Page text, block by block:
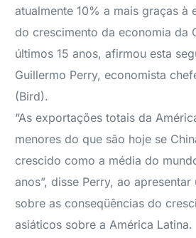
atualmente 10% a mais graças à
do crescimento da economia da
últimos 15 anos, afirmou esta
Guillermo Perry, economista
(Bird).
“As exportações totais da
menores do que são hoje se
crescido como a média do
anos”, disse Perry, ao
sobre as conseqüências do
asiáticos sobre a América Latina.